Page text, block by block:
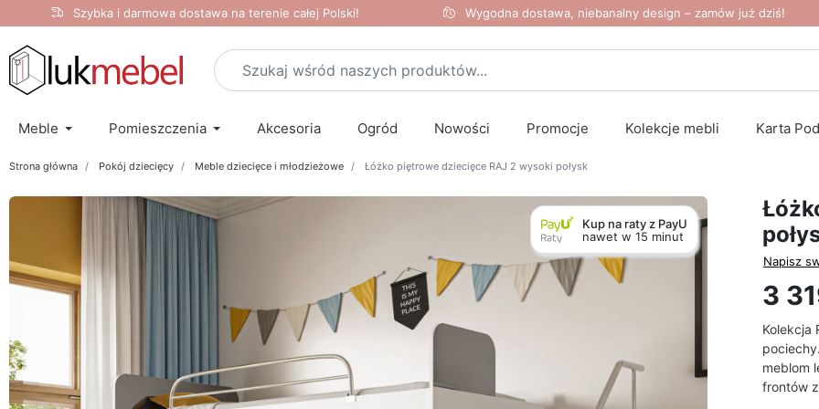
Szybka i darmowa dostawa na terenie całej Polski! Wygodna dostawa, niebanalny design – zamów już dziś!
Meble Pomieszczenia Akcesoria Ogród Nowości Promocje Kolekcje mebli Karta
Strona główna Pokój dziecięcy Meble dziecięce i młodzieżowe Łóżko piętrowe dziecięce RAJ 2 wysoki połysk
Kup na raty z PayU
nawet w 15 minut
Napisz
3
Kolekcja
meblom
frontów